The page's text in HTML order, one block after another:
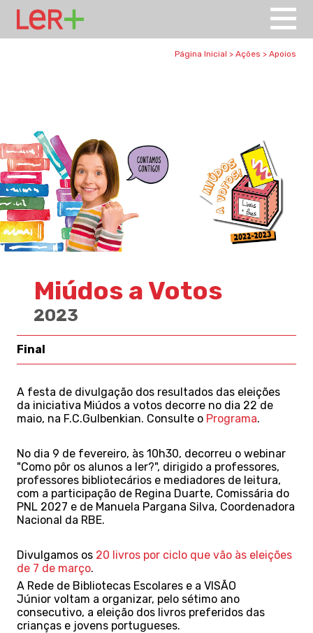
Página Inicial > Ações > Apoios
Miúdos a Votos
2023
Final
A festa de divulgação dos resultados das eleições
da iniciativa Miúdos a votos decorre no dia 22 de
maio, na F.C.Gulbenkian. Consulte o Programa.
No dia 9 de fevereiro, às 10h30, decorreu o webinar
"Como pôr os alunos a ler?", dirigido a professores,
professores bibliotecários e mediadores de leitura,
com a participação de Regina Duarte, Comissária do
PNL 2027 e de Manuela Pargana Silva, Coordenadora
Nacional da RBE.
Divulgamos os 20 livros por ciclo que vão às eleições
de 7 de março.
A Rede de Bibliotecas Escolares e a VISÃO
Júnior voltam a organizar, pelo sétimo ano
consecutivo, a eleição dos livros preferidos das
crianças e jovens portugueses.